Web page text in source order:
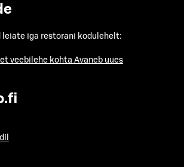
leiate iga restorani kodulehelt:
veebilehe kohta Avaneb uues